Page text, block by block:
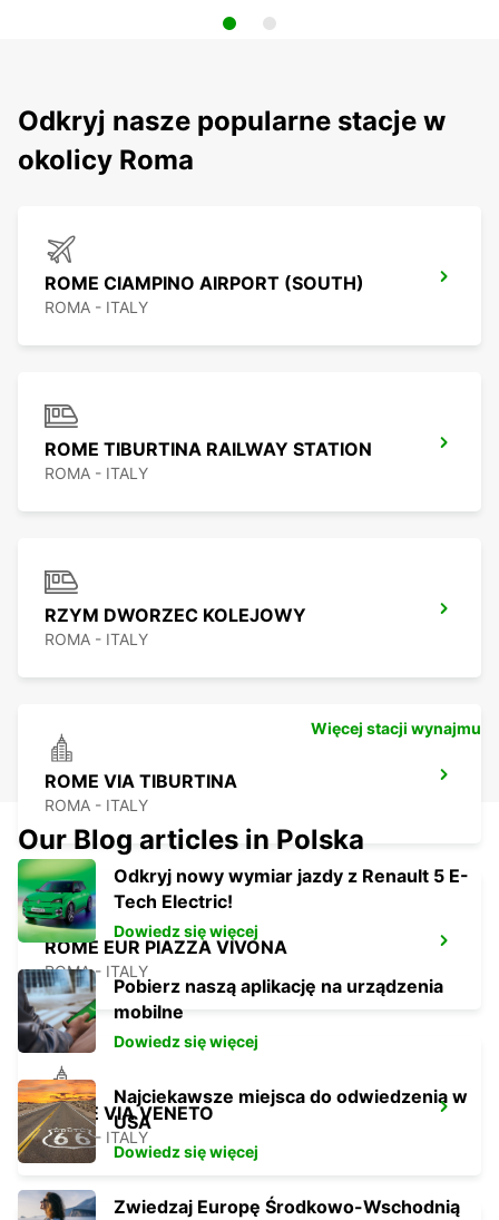
Odkryj nasze popularne stacje w
okolicy Roma
ROME CIAMPINO AIRPORT (SOUTH)
ROMA - ITALY
ROME TIBURTINA RAILWAY STATION
ROMA - ITALY
RZYM DWORZEC KOLEJOWY
ROMA - ITALY
ROME VIA TIBURTINA
ROMA - ITALY
ROME EUR PIAZZA VIVONA
ROMA - ITALY
ROME VIA VENETO
ROMA - ITALY
Więcej stacji wynajmu
Our Blog articles in Polska
Odkryj nowy wymiar jazdy z Renault 5 E-
Tech Electric!
Dowiedz się więcej
Pobierz naszą aplikację na urządzenia
mobilne
Dowiedz się więcej
Najciekawsze miejsca do odwiedzenia w
USA
Dowiedz się więcej
Zwiedzaj Europę Środkowo-Wschodnią